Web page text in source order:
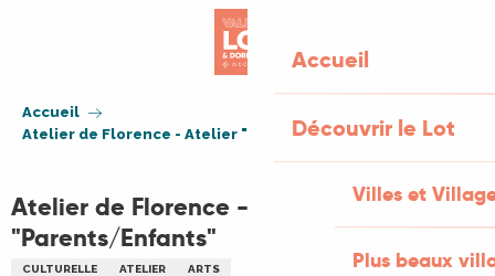
Accueil
Découvrir le Lot
Villes et
Plus beaux
Accueil
Atelier de Florence - Atelier "Parents/Enfants"
Atelier de Florence - Atelier
"Parents/Enfants"
CULTURELLE ATELIER ARTS